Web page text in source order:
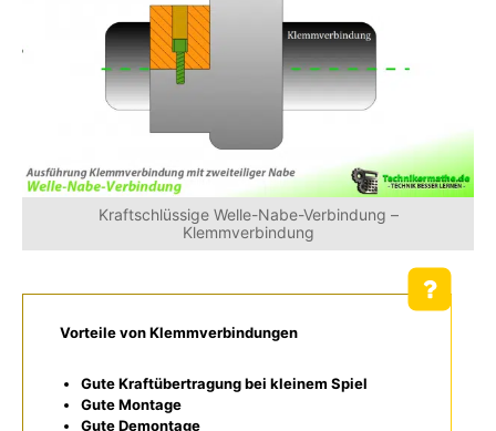
Kraftschlüssige Welle-Nabe-Verbindung –
Klemmverbindung
Vorteile von Klemmverbindungen
Gute Kraftübertragung bei kleinem Spiel
Gute Montage
Gute Demontage